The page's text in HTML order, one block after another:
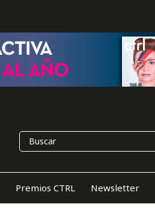
Premios CTRL Newsletter